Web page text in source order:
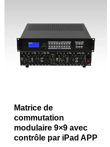
Matrice de
commutation
modulaire 9×9 avec
contrôle par iPad APP